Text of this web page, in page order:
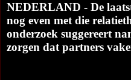
NEDERLAND - De
nog even met die
onderzoek suggereert
zorgen dat partners